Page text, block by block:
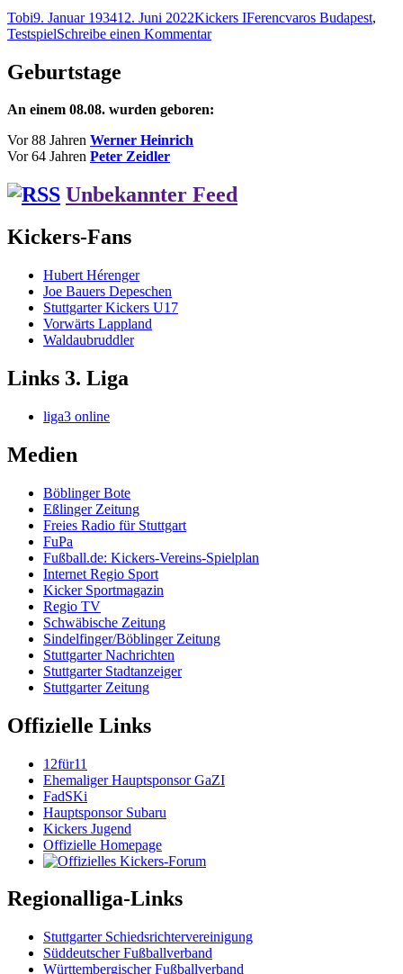
Autor
TobiVeröffentlicht
am
9. Januar 193412. Juni 2022Kategorien
Kickers ISchlagwörter
Ferencvaros Budapest,
TestspielSchreibe einen Kommentarzu
Kampfbahn
Geburtstage
An einem 08.08. wurden geboren:
Vor 88 Jahren Werner Heinrich
Vor 64 Jahren Peter Zeidler
Unbekannter Feed
Kickers-Fans
Hubert Hérenger
Joe Bauers Depeschen
Stuttgarter Kickers U17
Vorwärts Lappland
Waldaubruddler
Links 3. Liga
liga3 online
Medien
Böblinger Bote
Eßlinger Zeitung
Freies Radio für Stuttgart
FuPa
Fußball.de: Kickers-Vereins-Spielplan
Internet Regio Sport
Kicker Sportmagazin
Regio TV
Schwäbische Zeitung
Sindelfinger/Böblinger Zeitung
Stuttgarter Nachrichten
Stuttgarter Stadtanzeiger
Stuttgarter Zeitung
Offizielle Links
12für11
Ehemaliger Hauptsponsor GaZI
FadSKi
Hauptsponsor Subaru
Kickers Jugend
Offizielle Homepage
Regionalliga-Links
Stuttgarter Schiedsrichtervereinigung
Süddeutscher Fußballverband
Württembergischer Fußballverband